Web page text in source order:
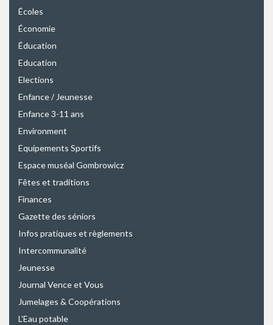
Écoles
Économie
Éducation
Education
Elections
Enfance / Jeunesse
Enfance 3-11 ans
Environment
Equipements Sportifs
Espace muséal Gombrowicz
Fêtes et traditions
Finances
Gazette des séniors
Infos pratiques et règlements
Intercommunalité
Jeunesse
Journal Vence et Vous
Jumelages & Coopérations
L'Eau potable